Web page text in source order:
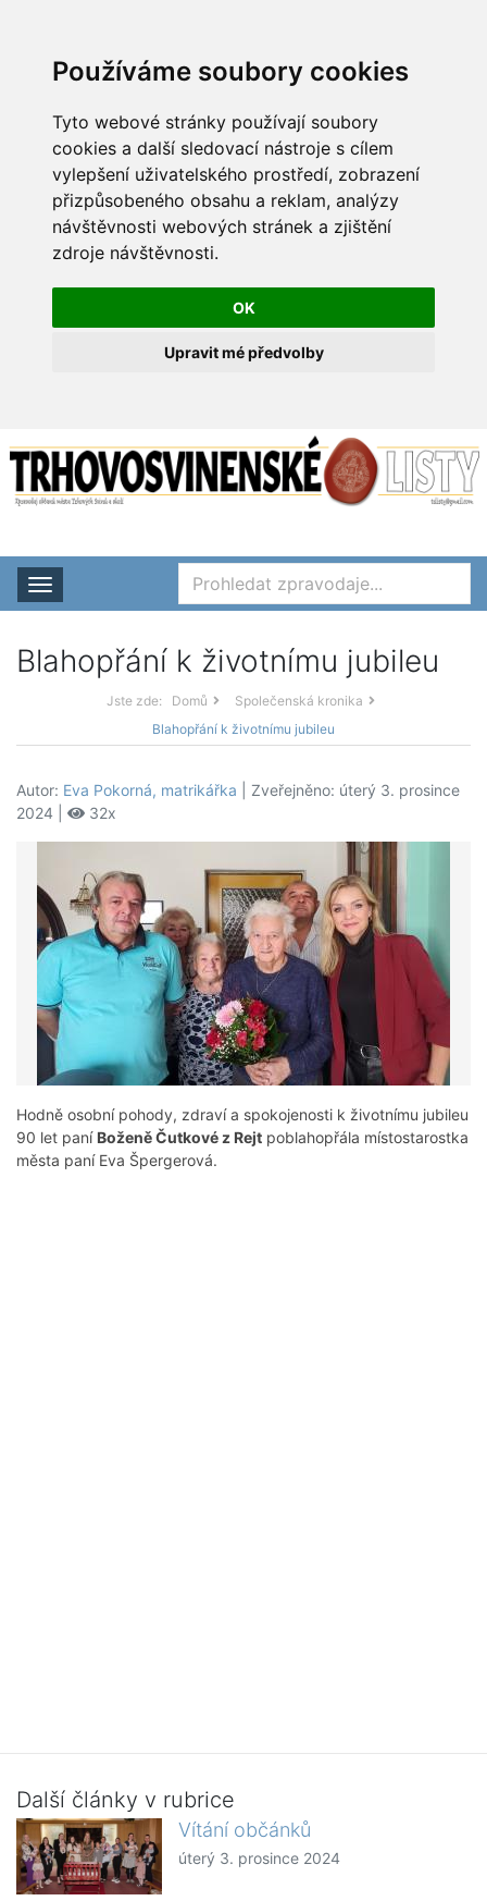
Používáme soubory cookies
Tyto webové stránky používají soubory
cookies a další sledovací nástroje s cílem
vylepšení uživatelského prostředí, zobrazení
přizpůsobeného obsahu a reklam, analýzy
návštěvnosti webových stránek a zjištění
zdroje návštěvnosti.
OK
Upravit mé předvolby
Rozbalit nabídku
Blahopřání k životnímu jubileu
Jste zde: Domů
Společenská kronika
Blahopřání k životnímu jubileu
Autor: Eva Pokorná, matrikářka | Zveřejněno: úterý 3. prosince
2024 |
32x
Hodně osobní pohody, zdraví a spokojenosti k životnímu jubileu
90 let paní Boženě Čutkové z Rejt poblahopřála místostarostka
města paní Eva Špergerová.
Další články v rubrice
Vítání občánků
úterý 3. prosince 2024